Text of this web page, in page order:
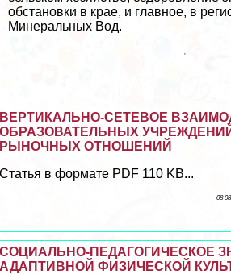
обстановки в крае, и главное, в
Минеральных Вод.
ВЕРТИКАЛЬНО-СЕТЕВОЕ
ОБРАЗОВАТЕЛЬНЫХ
РЫНОЧНЫХ ОТНОШЕНИЙ
Статья в формате PDF 110 KB...
08
СОЦИАЛЬНО-ПЕДАГОГИЧЕСКОЕ
АДАПТИВНОЙ ФИЗИЧЕСКОЙ